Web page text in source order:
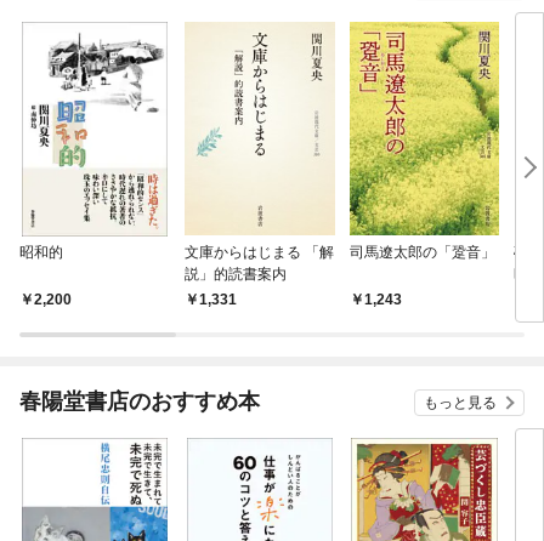
昭和的
2,200
文庫からはじまる 「解
説」的読書案内
1,331
司馬遼太郎の「跫音」
1,243
砂
春陽堂書店のおすすめ本 もっと見る